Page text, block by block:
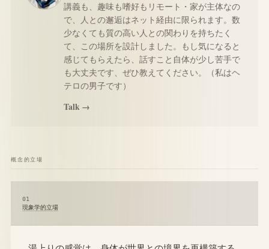
講義も、趣味も嗜好もリモート・家が主体なの
で、人との邂逅はネット経由に限られます。数
少なくても質の高い人との関わりを持ちたく
て、この場所を設計しました。もし気になると
感じてもらえたら、話すこと自体が少し苦手で
も大丈夫です、ぜひ教えてください。（私はヘ
テロの男子です）
Talk →
概念的立場
01
現象学的立場